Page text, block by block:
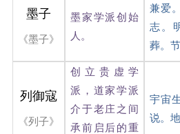
墨子
《墨子》
墨家学派创始
人。
兼爱
志。
葬。节
列御寇
《列子》
创立贵虚学
派，道家学派
介于老庄之间
承前启后的重
宇宙
说。